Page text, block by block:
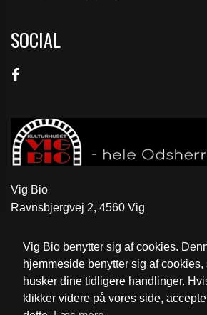
Vig Bio benytter sig af cookies.
hjemmeside benytter sig af cookies,
husker dine tidligere handlinger.
klikker videre på vores side,
SOCIAL
Vig Bio
Ravnsbjergvej 2, 4560 Vig
Telefon: 59 31 52 46
Email: kontakt@vigbio.dk
Cookie- og privatlivspolitik